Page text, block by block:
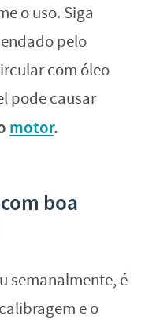
o uso. Siga
pelo
com óleo
pode causar
motor.
boa
semanalmente, é
e o